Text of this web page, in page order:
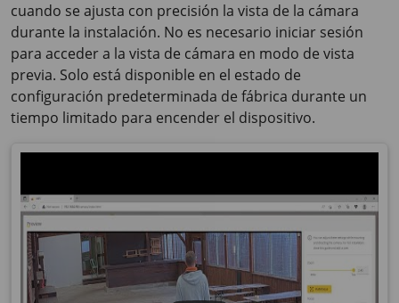
cuando se ajusta con precisión la vista de la cámara
durante la instalación. No es necesario iniciar sesión
para acceder a la vista de cámara en modo de vista
previa. Solo está disponible en el estado de
configuración predeterminada de fábrica durante un
tiempo limitado para encender el dispositivo.